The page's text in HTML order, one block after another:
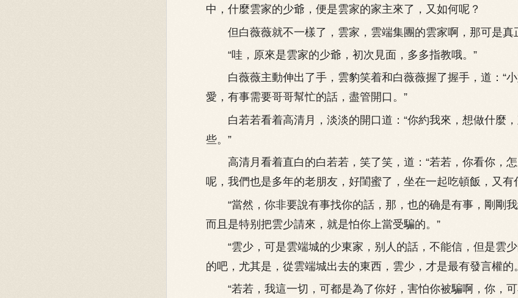
中，什麼雲家的少爺，便是雲家的家主來了，又如何呢？
但白薇薇就不一樣了，雲家，雲端集團的雲家啊，那可是真
“哇，原來是雲家的少爺，初次見面，多多指教哦。”
白薇薇主動伸出了手，雲豹笑着和白薇薇握了握手，道：“
愛，有事需要哥哥幫忙的話，盡管開口。”
白若若看着高清月，淡淡的開口道：“你約我來，想做什麼，
些。”
高清月看着直白的白若若，笑了笑，道：“若若，你看你，怎
呢，我們也是多年的老朋友，好閨蜜了，坐在一起吃頓飯，又有
“當然，你非要說有事找你的話，那，也的确是有事，剛剛我
而且是特别把雲少請來，就是怕你上當受騙的。”
“雲少，可是雲端城的少東家，别人的話，不能信，但是雲
的吧，尤其是，從雲端城出去的東西，雲少，才是最有發言權的
“若若，我這一切，可都是為了你好，害怕你被騙啊，你，